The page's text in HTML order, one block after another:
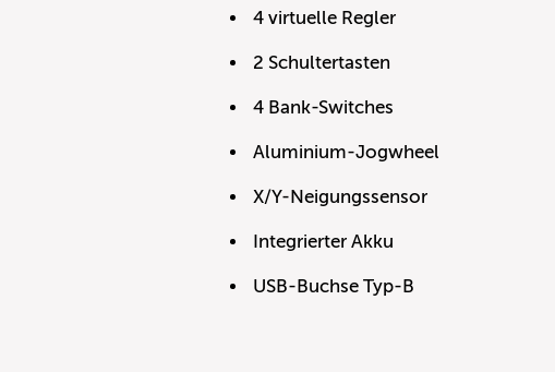
4 virtuelle Regler
2 Schultertasten
4 Bank-Switches
Aluminium-Jogwheel
X/Y-Neigungssensor
Integrierter Akku
USB-Buchse Typ-B